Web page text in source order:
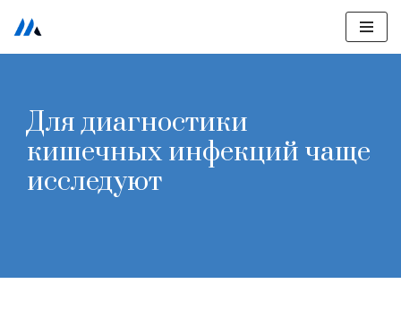
Перейти
Для диагностики
кишечных инфекций чаще
исследуют